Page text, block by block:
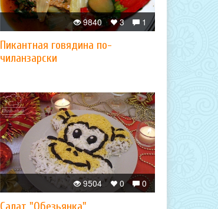
1
3
9840
Пикантная говядина по-
чиланзарски
0
0
9504